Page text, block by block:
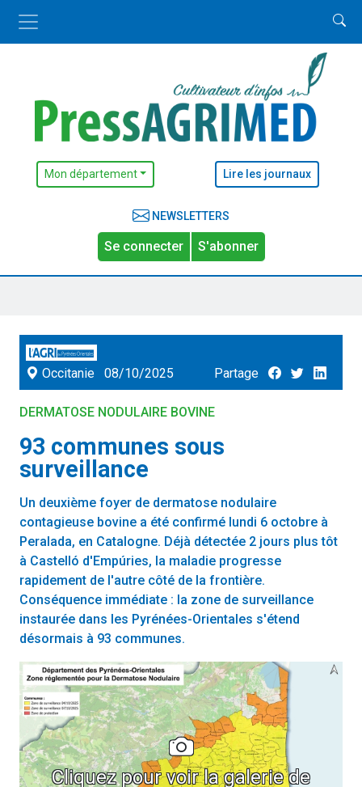
Mon département Lire les journaux
NEWSLETTERS
Se connecter S'abonner
Occitanie 08/10/2025 Partage
DERMATOSE NODULAIRE BOVINE
93 communes sous
surveillance
Un deuxième foyer de dermatose nodulaire
contagieuse bovine a été confirmé lundi 6 octobre à
Peralada, en Catalogne. Déjà détectée 2 jours plus tôt
à Castelló d'Empúries, la maladie progresse
rapidement de l'autre côté de la frontière.
Conséquence immédiate : la zone de surveillance
instaurée dans les Pyrénées-Orientales s'étend
désormais à 93 communes.
Cliquez pour voir la galerie de